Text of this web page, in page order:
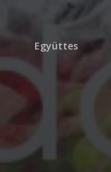
együttes